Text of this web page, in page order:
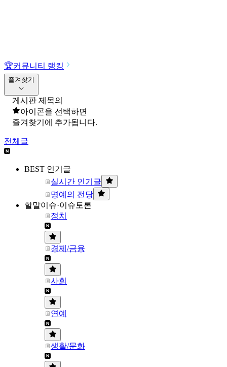
🏆커뮤니티 랭킹
즐겨찾기
게시판 제목의
아이콘을 선택하면
즐겨찾기에 추가됩니다.
전체글
BEST 인기글
실시간 인기글
명예의 전당
할말이슈·이슈토론
정치
경제/금융
사회
연예
생활/문화